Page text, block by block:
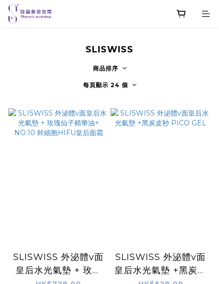
SLISWISS
商品排序
每頁顯示 24 個
SLISWISS 外泌體v面
皇后水光氣墊 + 玫瑰
SLISWISS 外泌體v面
皇后水光氣墊 +黑炭皮